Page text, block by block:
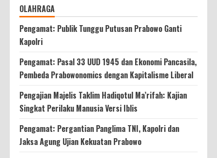
OLAHRAGA
Pengamat: Publik Tunggu Putusan Prabowo Ganti
Kapolri
Pengamat: Pasal 33 UUD 1945 dan Ekonomi Pancasila,
Pembeda Prabowonomics dengan Kapitalisme Liberal
Pengajian Majelis Taklim Hadiqotul Ma’rifah: Kajian
Singkat Perilaku Manusia Versi Iblis
Pengamat: Pergantian Panglima TNI, Kapolri dan
Jaksa Agung Ujian Kekuatan Prabowo